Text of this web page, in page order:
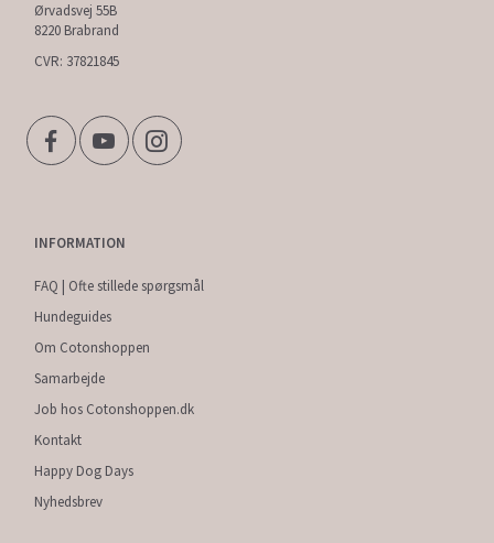
Ørvadsvej 55B
8220 Brabrand
CVR: 37821845
INFORMATION
FAQ | Ofte stillede spørgsmål
Hundeguides
Om Cotonshoppen
Samarbejde
Job hos Cotonshoppen.dk
Kontakt
Happy Dog Days
Nyhedsbrev